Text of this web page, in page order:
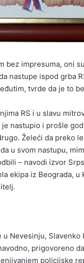
bez impresuma, oni
nastupe ispod grba
tvrde da je to
RS i u slavu
nastupio i prošle
Želeći da preko
u svom nastupu,
– navodi izvor
ekipa iz Beograda, u
Nevesinju, Slavenko
prigovoreno
policijske